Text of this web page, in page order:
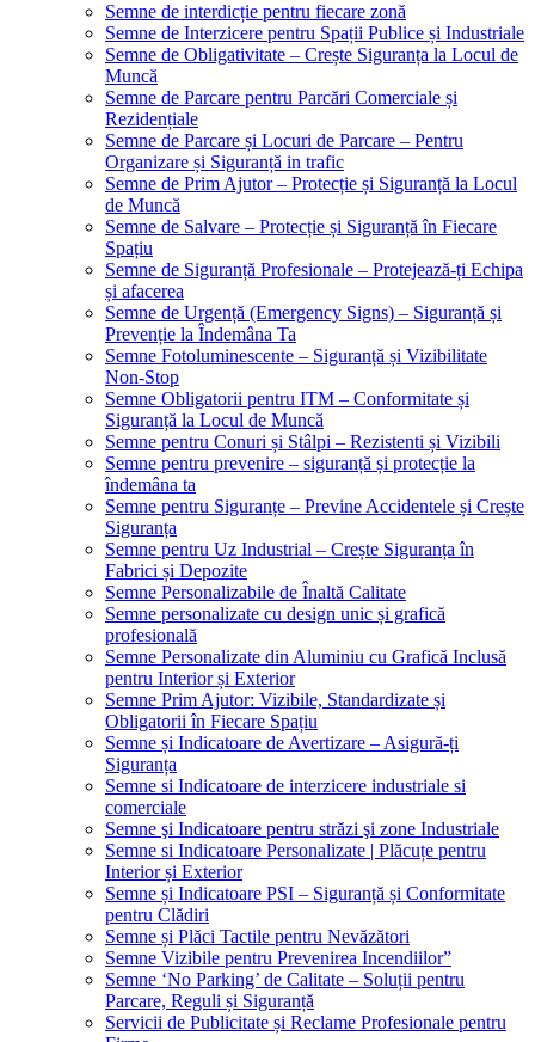
Semne de interdicție pentru fiecare zonă
Semne de Interzicere pentru Spații Publice și Industriale
Semne de Obligativitate – Crește Siguranța la Locul de
Muncă
Semne de Parcare pentru Parcări Comerciale și
Rezidențiale
Semne de Parcare și Locuri de Parcare – Pentru
Organizare și Siguranță in trafic
Semne de Prim Ajutor – Protecție și Siguranță la Locul
de Muncă
Semne de Salvare – Protecție și Siguranță în Fiecare
Spațiu
Semne de Siguranță Profesionale – Protejează-ți Echipa
și afacerea
Semne de Urgență (Emergency Signs) – Siguranță și
Prevenție la Îndemâna Ta
Semne Fotoluminescente – Siguranță și Vizibilitate
Non-Stop
Semne Obligatorii pentru ITM – Conformitate și
Siguranță la Locul de Muncă
Semne pentru Conuri și Stâlpi – Rezistenti și Vizibili
Semne pentru prevenire – siguranță și protecție la
îndemâna ta
Semne pentru Siguranțe – Previne Accidentele și Crește
Siguranța
Semne pentru Uz Industrial – Crește Siguranța în
Fabrici și Depozite
Semne Personalizabile de Înaltă Calitate
Semne personalizate cu design unic și grafică
profesională
Semne Personalizate din Aluminiu cu Grafică Inclusă
pentru Interior și Exterior
Semne Prim Ajutor: Vizibile, Standardizate și
Obligatorii în Fiecare Spațiu
Semne și Indicatoare de Avertizare – Asigură-ți
Siguranța
Semne si Indicatoare de interzicere industriale si
comerciale
Semne şi Indicatoare pentru străzi şi zone Industriale
Semne si Indicatoare Personalizate | Plăcuțe pentru
Interior și Exterior
Semne și Indicatoare PSI – Siguranță și Conformitate
pentru Clădiri
Semne și Plăci Tactile pentru Nevăzători
Semne Vizibile pentru Prevenirea Incendiilor”
Semne ‘No Parking’ de Calitate – Soluții pentru
Parcare, Reguli și Siguranță
Servicii de Publicitate și Reclame Profesionale pentru